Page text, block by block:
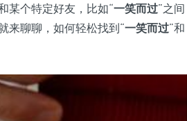
某个特定好友，比如“一笑而过”之间
来聊聊，如何轻松找到“一笑而过”和